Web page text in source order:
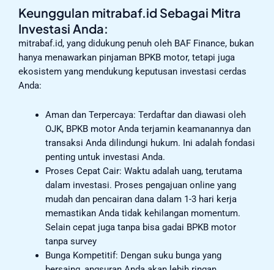
Keunggulan mitrabaf.id Sebagai Mitra
Investasi Anda:
mitrabaf.id, yang didukung penuh oleh BAF Finance, bukan
hanya menawarkan pinjaman BPKB motor, tetapi juga
ekosistem yang mendukung keputusan investasi cerdas
Anda:
Aman dan Terpercaya: Terdaftar dan diawasi oleh
OJK, BPKB motor Anda terjamin keamanannya dan
transaksi Anda dilindungi hukum. Ini adalah fondasi
penting untuk investasi Anda.
Proses Cepat Cair: Waktu adalah uang, terutama
dalam investasi. Proses pengajuan online yang
mudah dan pencairan dana dalam 1-3 hari kerja
memastikan Anda tidak kehilangan momentum.
Selain cepat juga tanpa bisa gadai BPKB motor
tanpa survey
Bunga Kompetitif: Dengan suku bunga yang